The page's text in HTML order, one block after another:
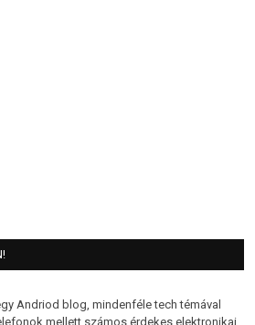
Andriod blog, mindenféle tech témával
mellett számos érdekes elektronikai